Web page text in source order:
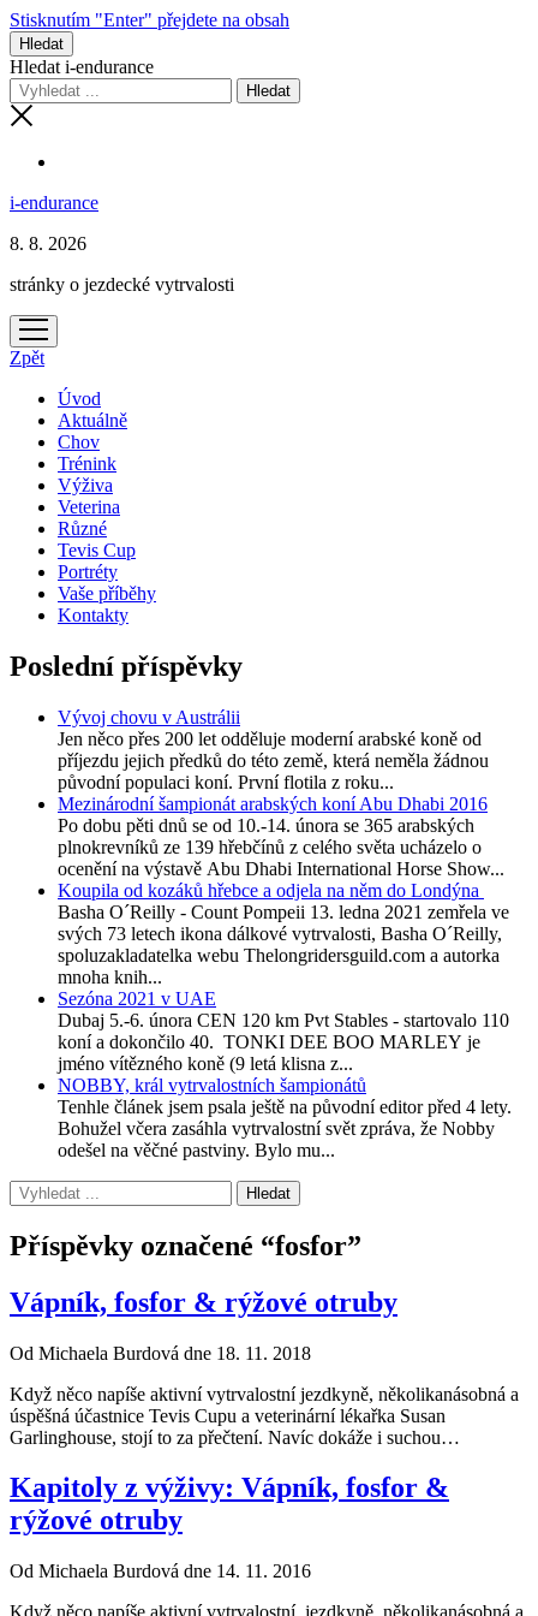
Stisknutím "Enter" přejdete na obsah
Hledat
Hledat i-endurance
i-endurance
8. 8. 2026
stránky o jezdecké vytrvalosti
otevřít
menu
Zpět
Úvod
Aktuálně
Chov
Trénink
Výživa
Veterina
Různé
Tevis Cup
Portréty
Vaše příběhy
Kontakty
Poslední příspěvky
Vývoj chovu v Austrálii
Jen něco přes 200 let odděluje moderní arabské koně od
příjezdu jejich předků do této země, která neměla žádnou
původní populaci koní. První flotila z roku...
Mezinárodní šampionát arabských koní Abu Dhabi 2016
Po dobu pěti dnů se od 10.-14. února se 365 arabských
plnokrevníků ze 139 hřebčínů z celého světa ucházelo o
ocenění na výstavě Abu Dhabi International Horse Show...
Koupila od kozáků hřebce a odjela na něm do Londýna
Basha O´Reilly - Count Pompeii 13. ledna 2021 zemřela ve
svých 73 letech ikona dálkové vytrvalosti, Basha O´Reilly,
spoluzakladatelka webu Thelongridersguild.com a autorka
mnoha knih...
Sezóna 2021 v UAE
Dubaj 5.-6. února CEN 120 km Pvt Stables - startovalo 110
koní a dokončilo 40. TONKI DEE BOO MARLEY je
jméno vítězného koně (9 letá klisna z...
NOBBY, král vytrvalostních šampionátů
Tenhle článek jsem psala ještě na původní editor před 4 lety.
Bohužel včera zasáhla vytrvalostní svět zpráva, že Nobby
odešel na věčné pastviny. Bylo mu...
Příspěvky označené “fosfor”
Vápník, fosfor & rýžové otruby
Od Michaela Burdová dne 18. 11. 2018
Když něco napíše aktivní vytrvalostní jezdkyně, několikanásobná a
úspěšná účastnice Tevis Cupu a veterinární lékařka Susan
Garlinghouse, stojí to za přečtení. Navíc dokáže i suchou…
Kapitoly z výživy: Vápník, fosfor &
rýžové otruby
Od Michaela Burdová dne 14. 11. 2016